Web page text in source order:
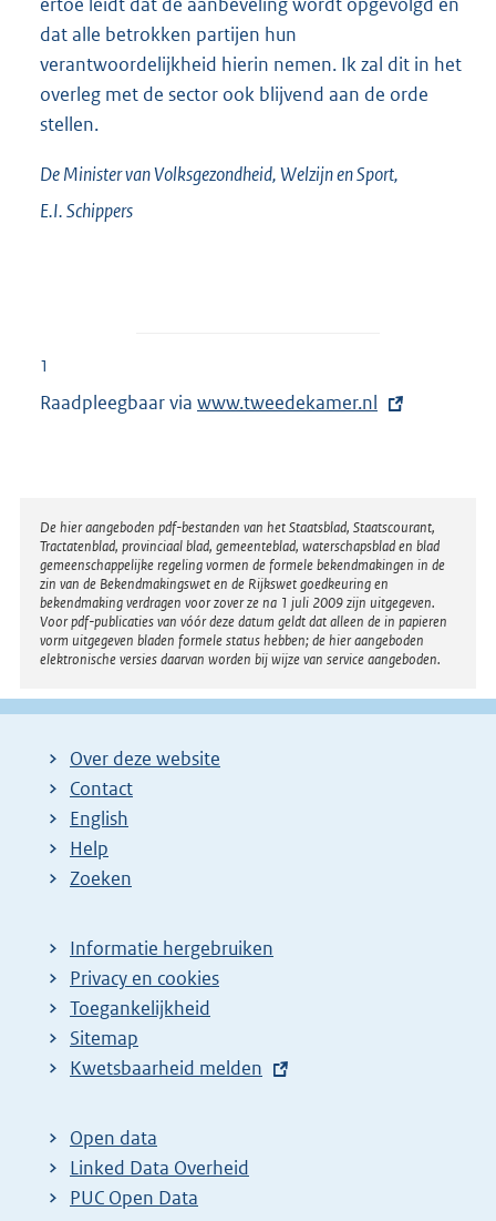
dat alle betrokken partijen hun
verantwoordelijkheid hierin nemen. Ik zal dit in het
overleg met de sector ook blijvend aan de orde
stellen.
De Minister van Volksgezondheid, Welzijn en Sport,
E.I.Schippers
1
Raadpleegbaar via E
r
n
e
l
i
n
k
www.tweedekamer.nl
Disclaimer
De hier aangeboden pdf-bestanden van het Staatsblad, Staatscourant,
Tractatenblad, provinciaal blad, gemeenteblad, waterschapsblad en blad
gemeenschappelijke regeling vormen de formele bekendmakingen in de
zin van de Bekendmakingswet en de Rijkswet goedkeuring en
bekendmaking verdragen voor zover ze na 1 juli 2009 zijn uitgegeven.
Voor pdf-publicaties van vóór deze datum geldt dat alleen de in papieren
vorm uitgegeven bladen formele status hebben; de hier aangeboden
elektronische versies daarvan worden bij wijze van service aangeboden.
Over deze website
Contact
English
Help
Zoeken
Informatie hergebruiken
Privacy en cookies
Toegankelijkheid
Sitemap
E
t
e
r
Kwetsbaarheid melden
Open data
Linked Data Overheid
PUC Open Data